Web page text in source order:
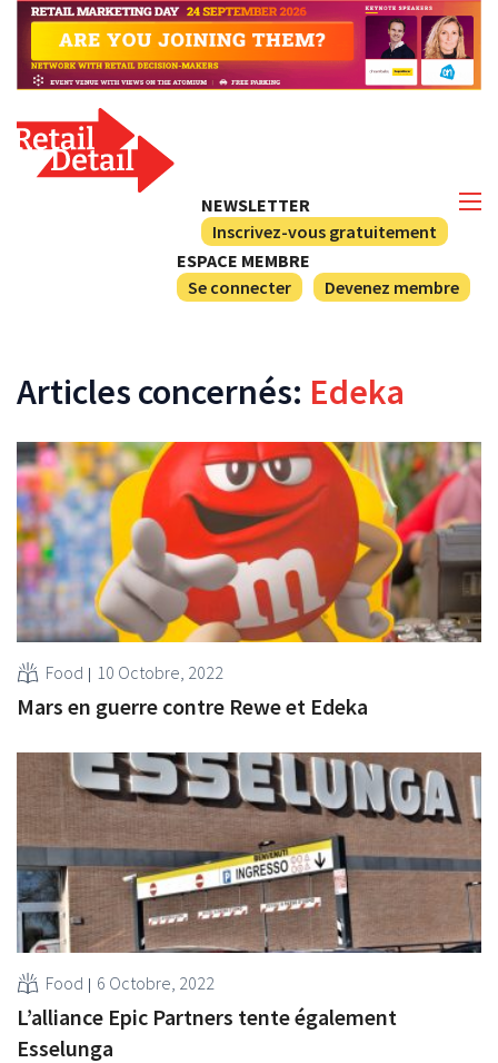
NEWSLETTER
Inscrivez-vous gratuitement
ESPACE MEMBRE
Se connecter
Devenez membre
Articles concernés: Edeka
Food 10 Octobre, 2022
Mars en guerre contre Rewe et Edeka
Food 6 Octobre, 2022
L’alliance Epic Partners tente également
Esselunga